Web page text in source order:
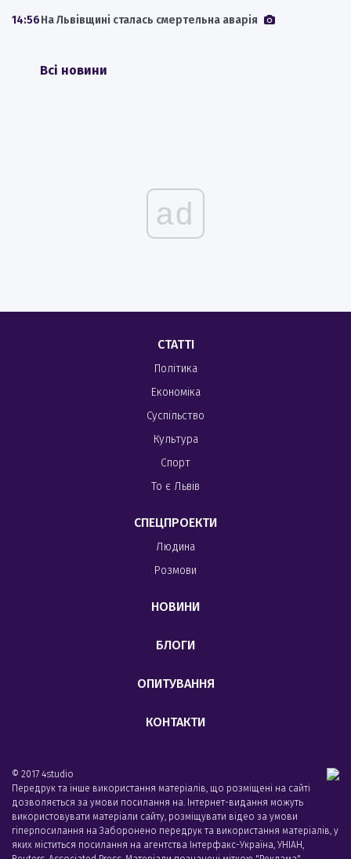
14:56На Львівщині сталась смертельна аварія
Всі новини
ad
СТАТТІ
Політика
Економіка
Суспільство
Культура
Спорт
То є Львів
СПЕЦПРОЕКТИ
Людина
Розмови
НОВИНИ
БЛОГИ
ОПИТУВАННЯ
КОНТАКТИ
© 2017 4studio
Передрук та інше використання матеріалів, що розміщені на сайті
дозволяється за умови посилання на. Інтернет-видання можуть
використовувати матеріали сайту, розміщувати відео за умови
гіперпосилання на Заборонено передрук та використання матеріалів, у
яких міститься посилання на агентства Iнтерфакс-Україна, УНIАН,